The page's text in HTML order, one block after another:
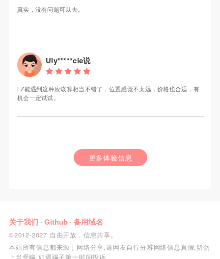
真实，没有问题可以去。
Uly*****cie说
LZ能遇到这种应该算相当不错了，位置感觉不太远，价格也合适，有
机会一定试试。
更多体验信息
关于我们 · Github· 备用域名
©2012-2027 自由开放，信息共享。
本站所有信息都来源于网络分享,请网友自行分辨网络信息真假,切勿
上当受骗,如遇骗子第一时间投诉.